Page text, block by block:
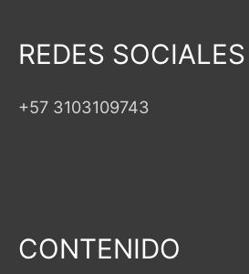
REDES SOCIALES
+57 3103109743
CONTENIDO